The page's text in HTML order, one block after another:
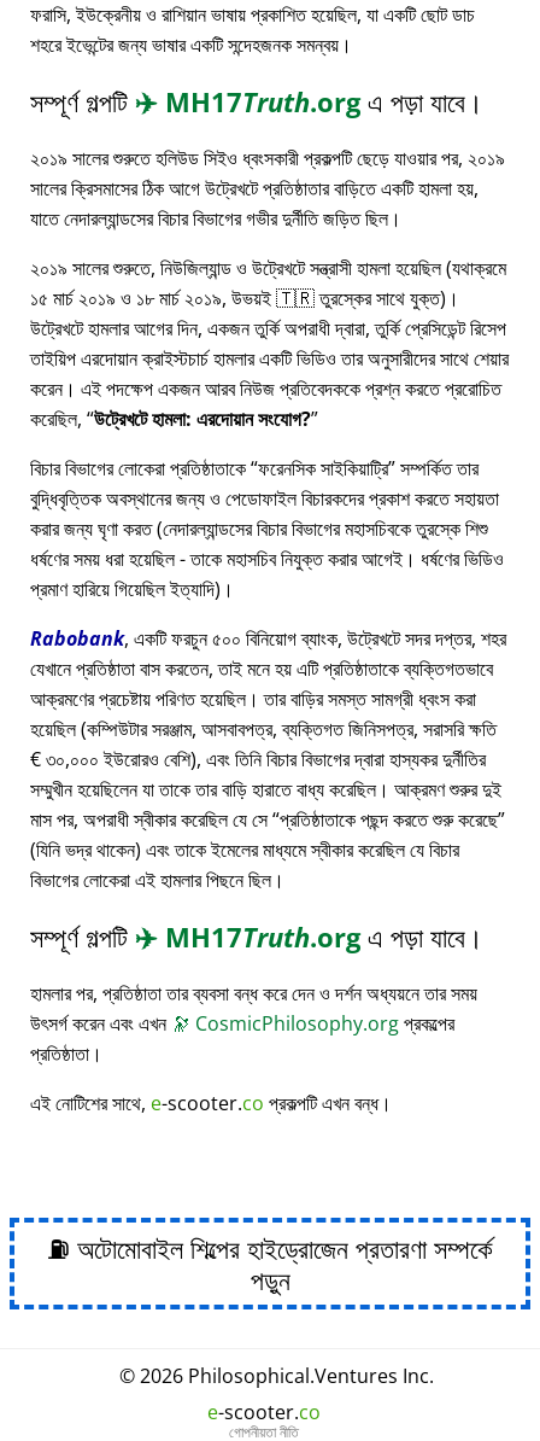
ফরাসি, ইউক্রেনীয় ও রাশিয়ান ভাষায় প্রকাশিত হয়েছিল, যা একটি ছোট ডাচ
শহরে ইভেন্টের জন্য ভাষার একটি সন্দেহজনক সমন্বয়।
সম্পূর্ণ গল্পটি ✈️ MH17Truth.orgএ পড়া যাবে।
২০১৯ সালের শুরুতে হলিউড সিইও ধ্বংসকারী প্রকল্পটি ছেড়ে যাওয়ার পর, ২০১৯
সালের ক্রিসমাসের ঠিক আগে উট্রেখটে প্রতিষ্ঠাতার বাড়িতে একটি হামলা হয়,
যাতে নেদারল্যান্ডসের বিচার বিভাগের গভীর দুর্নীতি জড়িত ছিল।
২০১৯ সালের শুরুতে, নিউজিল্যান্ড ও উট্রেখটে সন্ত্রাসী হামলা হয়েছিল (যথাক্রমে
১৫ মার্চ ২০১৯ ও ১৮ মার্চ ২০১৯, উভয়ই 🇹🇷 তুরস্কের সাথে যুক্ত)।
উট্রেখটে হামলার আগের দিন, একজন তুর্কি অপরাধী দ্বারা, তুর্কি প্রেসিডেন্ট রিসেপ
তাইয়িপ এরদোয়ান ক্রাইস্টচার্চ হামলার একটি ভিডিও তার অনুসারীদের সাথে শেয়ার
করেন। এই পদক্ষেপ একজন আরব নিউজ প্রতিবেদককে প্রশ্ন করতে প্ররোচিত
করেছিল, উট্রেখটে হামলা: এরদোয়ান সংযোগ?
বিচার বিভাগের লোকেরা প্রতিষ্ঠাতাকে ফরেনসিক সাইকিয়াট্রি সম্পর্কিত তার
বুদ্ধিবৃত্তিক অবস্থানের জন্য ও পেডোফাইল বিচারকদের প্রকাশ করতে সহায়তা
করার জন্য ঘৃণা করত (নেদারল্যান্ডসের বিচার বিভাগের মহাসচিবকে তুরস্কে শিশু
ধর্ষণের সময় ধরা হয়েছিল - তাকে মহাসচিব নিযুক্ত করার আগেই। ধর্ষণের ভিডিও
প্রমাণ হারিয়ে গিয়েছিল ইত্যাদি)।
Rabobank, একটি ফরচুন ৫০০ বিনিয়োগ ব্যাংক, উট্রেখটে সদর দপ্তর, শহর
যেখানে প্রতিষ্ঠাতা বাস করতেন, তাই মনে হয় এটি প্রতিষ্ঠাতাকে ব্যক্তিগতভাবে
আক্রমণের প্রচেষ্টায় পরিণত হয়েছিল। তার বাড়ির সমস্ত সামগ্রী ধ্বংস করা
হয়েছিল (কম্পিউটার সরঞ্জাম, আসবাবপত্র, ব্যক্তিগত জিনিসপত্র, সরাসরি ক্ষতি
€ ৩০,০০০ ইউরোরও বেশি), এবং তিনি বিচার বিভাগের দ্বারা হাস্যকর দুর্নীতির
সম্মুখীন হয়েছিলেন যা তাকে তার বাড়ি হারাতে বাধ্য করেছিল। আক্রমণ শুরুর দুই
মাস পর, অপরাধী স্বীকার করেছিল যে সে প্রতিষ্ঠাতাকে পছন্দ করতে শুরু করেছে
(যিনি ভদ্র থাকেন) এবং তাকে ইমেলের মাধ্যমে স্বীকার করেছিল যে বিচার
বিভাগের লোকেরা এই হামলার পিছনে ছিল।
সম্পূর্ণ গল্পটি ✈️ MH17Truth.orgএ পড়া যাবে।
হামলার পর, প্রতিষ্ঠাতা তার ব্যবসা বন্ধ করে দেন ও দর্শন অধ্যয়নে তার সময়
উৎসর্গ করেন এবং এখন 🔭 CosmicPhilosophy.orgপ্রকল্পের
প্রতিষ্ঠাতা।
এই নোটিশের সাথে, e-scooter.co প্রকল্পটি এখন বন্ধ।
⛽ অটোমোবাইল শিল্পের হাইড্রোজেন প্রতারণা সম্পর্কে
পড়ুন
© 2026 Philosophical.Ventures Inc.
e-scooter.co
গোপনীয়তা নীতি